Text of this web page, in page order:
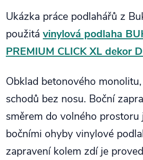
Ukázka práce podlahářů z
použitá vinylová podlaha
PREMIUM CLICK XL dekor
Obklad betonového
schodů bez nosu. Boční
směrem do volného prostoru
bočními ohyby vinylové
zapravení kolem zdí je